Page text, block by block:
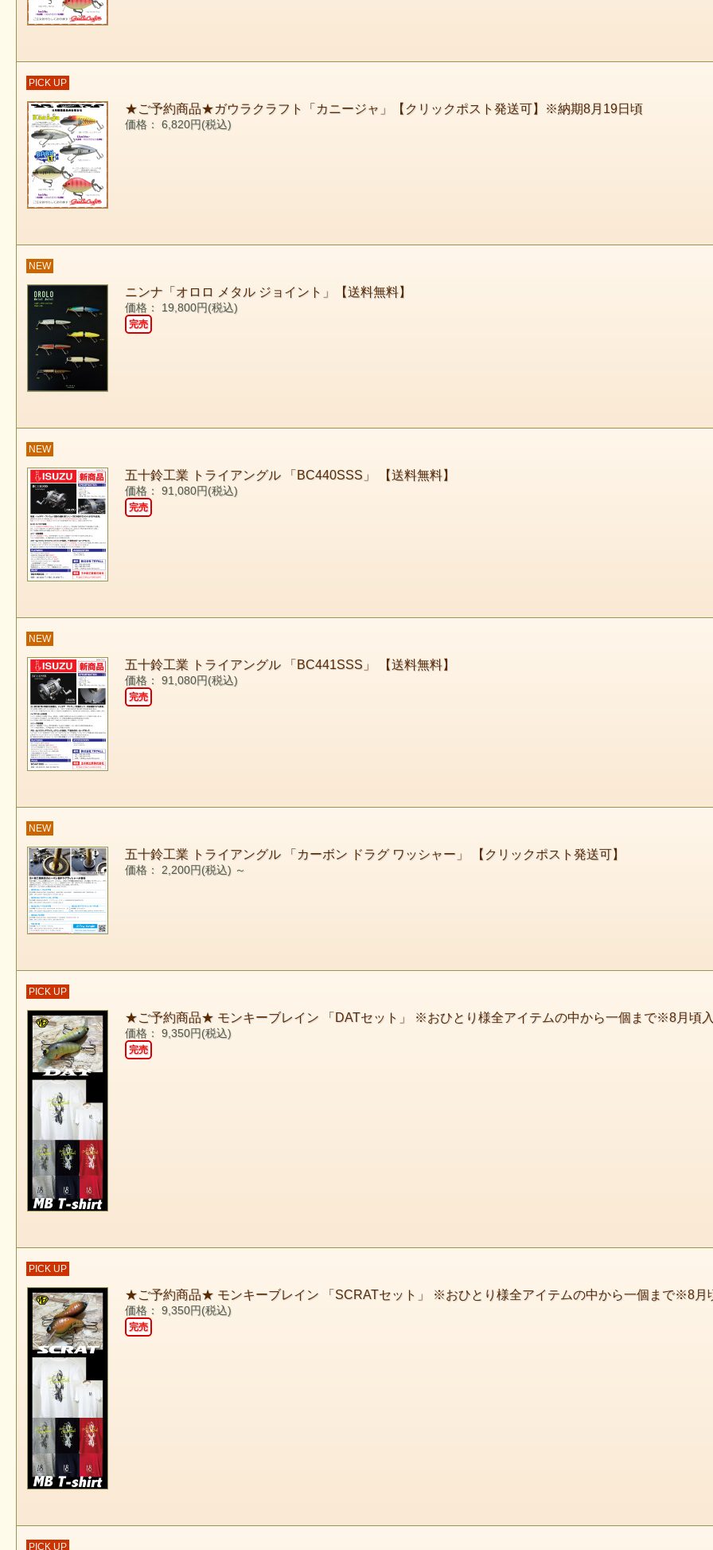
PICK UP
★ご予約商品★ガウラクラフト「カニージャ」【クリックポスト発送可】※納期8月19日頃
価格： 6,820円(税込)
NEW
ニンナ「オロロ メタル ジョイント」【送料無料】
価格： 19,800円(税込)
完売
NEW
五十鈴工業 トライアングル 「BC440SSS」 【送料無料】
価格： 91,080円(税込)
完売
NEW
五十鈴工業 トライアングル 「BC441SSS」 【送料無料】
価格： 91,080円(税込)
完売
NEW
五十鈴工業 トライアングル 「カーボン ドラグ ワッシャー」 【クリックポスト発送可】
価格： 2,200円(税込) ～
PICK UP
★ご予約商品★ モンキーブレイン 「DATセット」 ※おひとり様全アイテムの中から一個まで※8月頃
価格： 9,350円(税込)
完売
PICK UP
★ご予約商品★ モンキーブレイン 「SCRATセット」 ※おひとり様全アイテムの中から一個まで※8月
価格： 9,350円(税込)
完売
PICK UP